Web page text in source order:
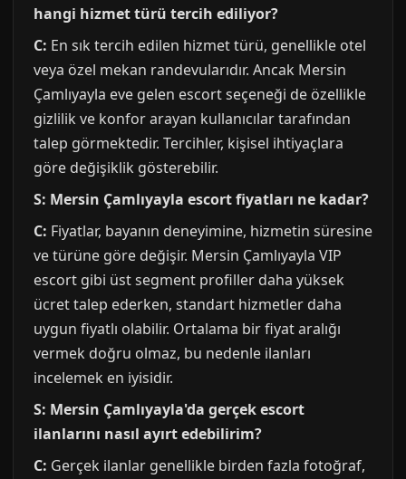
hangi hizmet türü tercih ediliyor?
C: En sık tercih edilen hizmet türü, genellikle otel
veya özel mekan randevularıdır. Ancak Mersin
Çamlıyayla eve gelen escort seçeneği de özellikle
gizlilik ve konfor arayan kullanıcılar tarafından
talep görmektedir. Tercihler, kişisel ihtiyaçlara
göre değişiklik gösterebilir.
S: Mersin Çamlıyayla escort fiyatları ne kadar?
C: Fiyatlar, bayanın deneyimine, hizmetin süresine
ve türüne göre değişir. Mersin Çamlıyayla VIP
escort gibi üst segment profiller daha yüksek
ücret talep ederken, standart hizmetler daha
uygun fiyatlı olabilir. Ortalama bir fiyat aralığı
vermek doğru olmaz, bu nedenle ilanları
incelemek en iyisidir.
S: Mersin Çamlıyayla'da gerçek escort
ilanlarını nasıl ayırt edebilirim?
C: Gerçek ilanlar genellikle birden fazla fotoğraf,